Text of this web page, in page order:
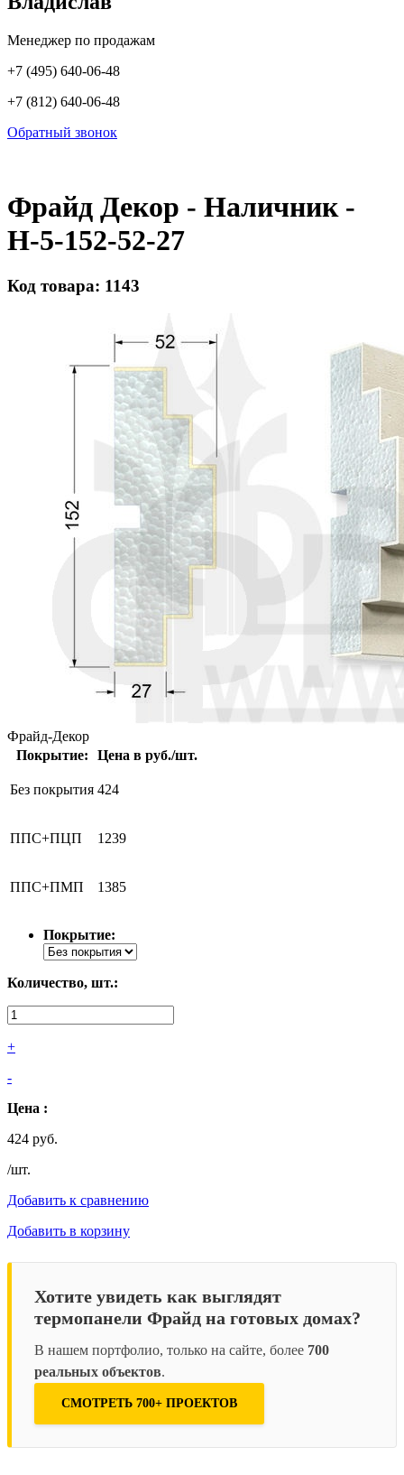
Менеджер по продажам
+7 (495) 640-06-48
+7 (812) 640-06-48
Обратный звонок
Фрайд Декор - Наличник -
Н-5-152-52-27
Код товара: 1143
Фрайд-Декор
Покрытие:
Цена в руб./шт.
Без покрытия 424
ППС+ПЦП 1239
ППС+ПМП 1385
Покрытие:
Количество, шт.:
+
-
Цена :
424 руб.
/шт.
Добавить к сравнению
Добавить в корзину
Хотите увидеть как выглядят
термопанели Фрайд на готовых домах?
В нашем портфолио, только на сайте, более 700
реальных объектов.
СМОТРЕТЬ 700+ ПРОЕКТОВ